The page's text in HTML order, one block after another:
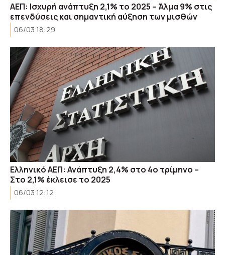
ΑΕΠ: Ισχυρή ανάπτυξη 2,1% το 2025 – Άλμα 9% στις
επενδύσεις και σημαντική αύξηση των μισθών
06/03 18:29
Ελληνικό ΑΕΠ: Ανάπτυξη 2,4% στο 4ο τρίμηνο –
Στο 2,1% έκλεισε το 2025
06/03 12:12